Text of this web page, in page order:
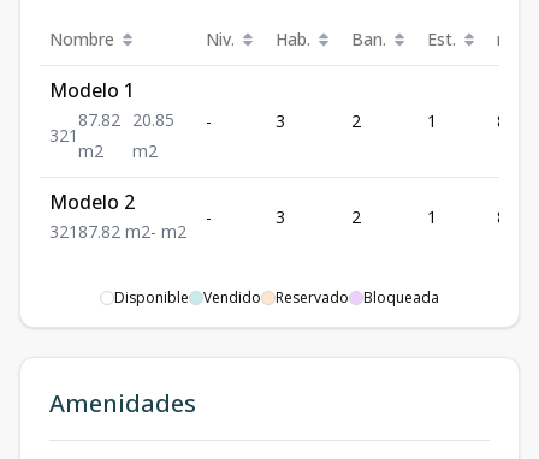
Nombre Niv. Hab. Ban. Est. m²
Modelo 1
321
87.82
m2
20.85
m2
- 3 2 1 87.82
Modelo 2
321 87.82 m2- m2
- 3 2 1 87.82
Disponible Vendido Reservado Bloqueada
Amenidades